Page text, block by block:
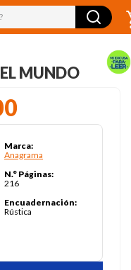
MUNDO
Marca:
Anagrama
N.° Páginas:
216
Encuadernación:
Rústica